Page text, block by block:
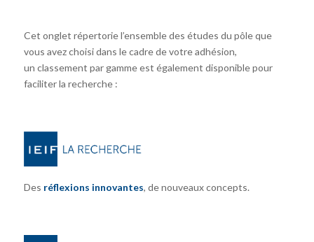
Cet onglet répertorie l’ensemble des études du pôle que
vous avez choisi dans le cadre de votre adhésion,
un classement par gamme est également disponible pour
faciliter la recherche :
Des réflexions innovantes, de nouveaux concepts.